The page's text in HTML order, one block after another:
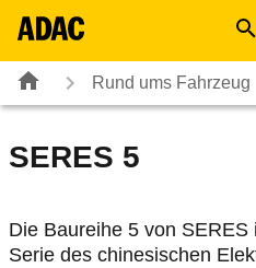
Rund ums Fahrzeug
SERES 5
Die Baureihe 5 von
Serie des chinesischen